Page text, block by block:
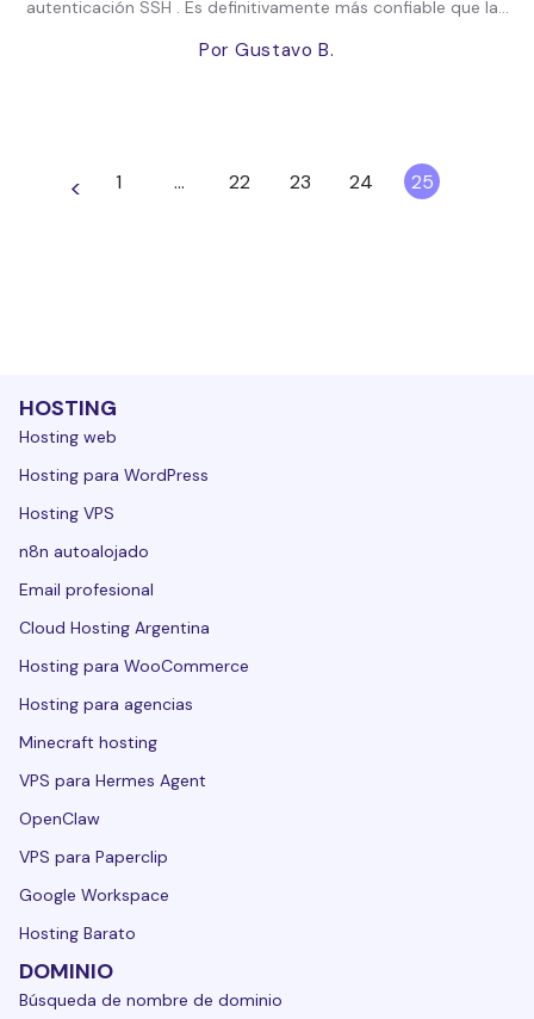
autenticación SSH . Es definitivamente más confiable que la...
Por Gustavo B.
< 1 … 22 23 24 25
HOSTING
Hosting web
Hosting para WordPress
Hosting VPS
n8n autoalojado
Email profesional
Cloud Hosting Argentina
Hosting para WooCommerce
Hosting para agencias
Minecraft hosting
VPS para Hermes Agent
OpenClaw
VPS para Paperclip
Google Workspace
Hosting Barato
DOMINIO
Búsqueda de nombre de dominio